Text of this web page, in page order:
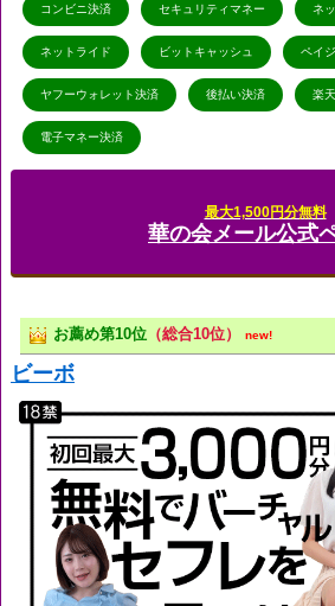
コンビニ決済 セキュリティマネー ネ
ネットライド ビットキャッシュ ペイ
ヤフーウォレット決済 後払い決済 楽
電子マネー決済
最大1,500円分無料
華の会メール公式
お薦め第10位 （総合10位） new!
ビーボ